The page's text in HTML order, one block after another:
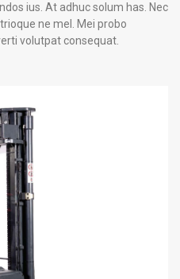
ius. At adhuc solum has. Nec
ne mel. Mei probo
volutpat consequat.